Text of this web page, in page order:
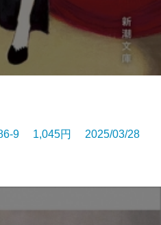
9 1,045円 2025/03/28